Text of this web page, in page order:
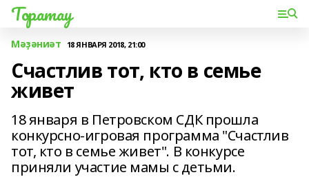
Торатау
Мәҙәниәт 18 ЯНВАРЯ 2018, 21:00
Счастлив тот, кто в семье
живет
18 января в Петровском СДК прошла
конкурсно-игровая программа "Счастлив
тот, кто в семье живет". В конкурсе
приняли участие мамы с детьми.